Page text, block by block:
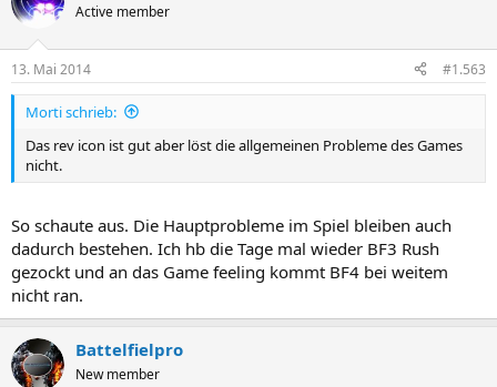
Active member
13. Mai 2014 #1.563
Morti schrieb:
Das rev icon ist gut aber löst die allgemeinen Probleme des Games
nicht.
So schaute aus. Die Hauptprobleme im Spiel bleiben auch
dadurch bestehen. Ich hb die Tage mal wieder BF3 Rush
gezockt und an das Game feeling kommt BF4 bei weitem
nicht ran.
Battelfielpro
New member